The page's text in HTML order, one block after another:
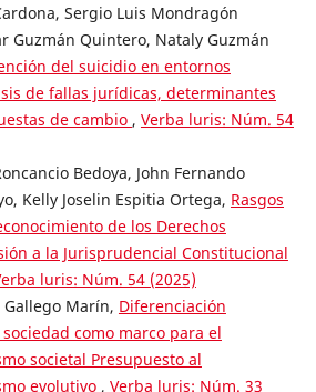
Sergio Luis Mondragón
Guzmán Quintero, Nataly Guzmán
del suicidio en entornos
de fallas jurídicas, determinantes
de cambio , Verba luris: Núm. 54
Bedoya, John Fernando
Kelly Joselin Espitia Ortega, Rasgos
de los Derechos
a la Jurisprudencial Constitucional
luris: Núm. 54 (2025)
Gallego Marín, Diferenciación
como marco para el
societal Presupuesto al
evolutivo , Verba luris: Núm. 33